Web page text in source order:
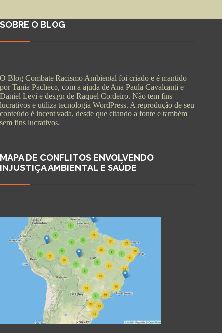
SOBRE O BLOG
O Blog Combate Racismo Ambiental foi criado e é mantido
por Tania Pacheco, com a ajuda de Ana Paula Cavalcanti e
Daniel Levi e design de Raquel Cordeiro. Não tem fins
lucrativos e utiliza tecnologia WordPress. A reprodução de seu
conteúdo é incentivada, desde que citando a fonte e também
sem fins lucrativos.
MAPA DE CONFLITOS ENVOLVENDO
INJUSTIÇA AMBIENTAL E SAÚDE